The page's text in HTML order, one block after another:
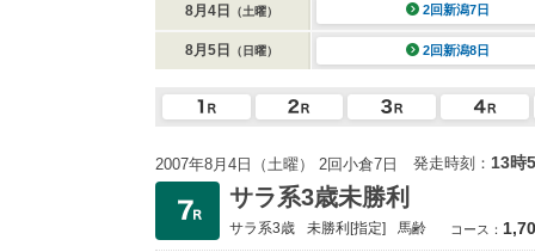
8月4日 （土曜） 2回新潟7日
8月5日 （日曜） 2回新潟8日
2007年8月4日（土曜） 2回小倉7日 発走時刻： 13時
サラ系3歳未勝利
サラ系3歳 未勝利[指定] 馬齢 コース：